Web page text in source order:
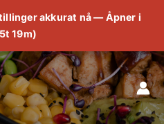
akkurat nå — Åpner i
19m)